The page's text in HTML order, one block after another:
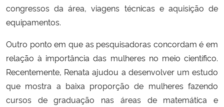
congressos da área, viagens técnicas e aquisição de
equipamentos.
Outro ponto em que as pesquisadoras concordam é em
relação à importância das mulheres no meio científico.
Recentemente, Renata ajudou a desenvolver um estudo
que mostra a baixa proporção de mulheres fazendo
cursos de graduação nas áreas de matemática e